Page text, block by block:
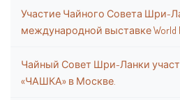
Участие Чайного Совета Шри-
международной выставке World
Чайный Совет Шри-Ланки
«ЧАШКА» в Москве.